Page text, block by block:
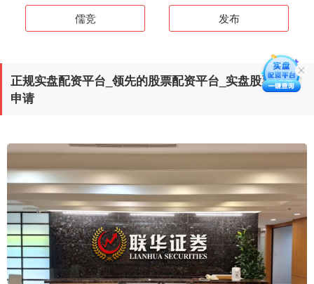
儒竞 发布
正规实盘配资平台_领先的股票配资平台_实盘股票配资
申请